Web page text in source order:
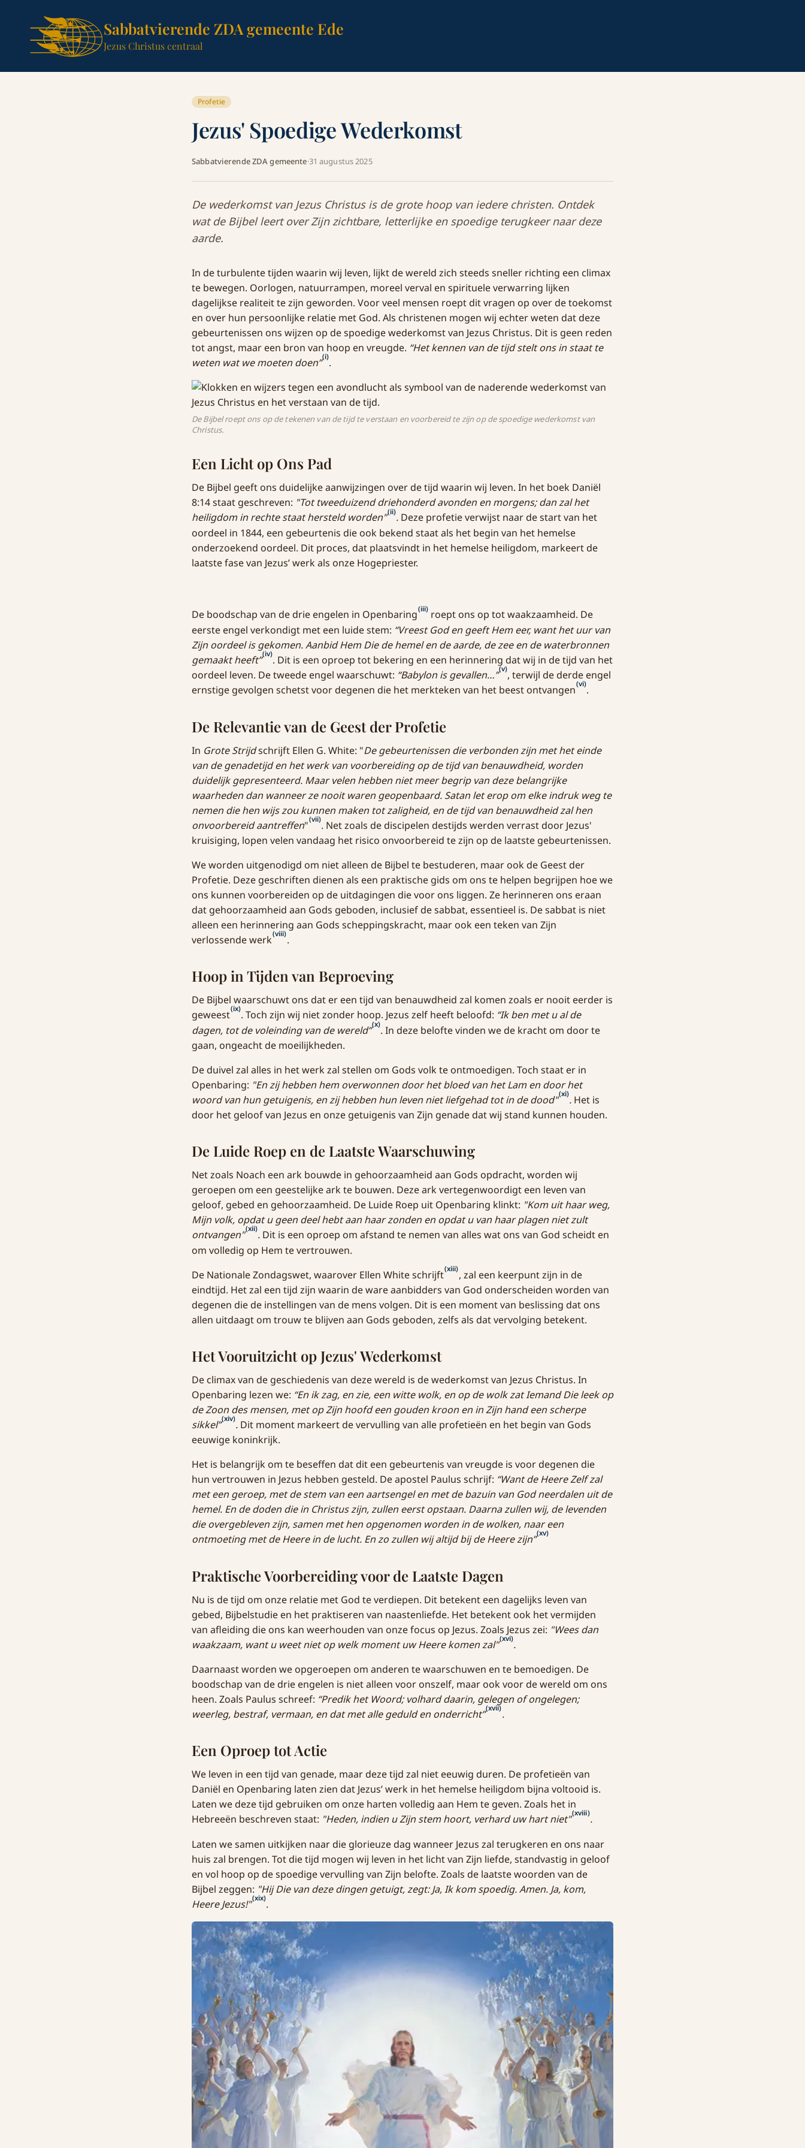
Sabbatvierende ZDA gemeente Ede
Jezus Christus centraal
Profetie
Jezus' Spoedige Wederkomst
Sabbatvierende ZDA gemeente·31 augustus 2025
De wederkomst van Jezus Christus is de grote hoop van iedere christen. Ontdek
wat de Bijbel leert over Zijn zichtbare, letterlijke en spoedige terugkeer naar deze
aarde.
In de turbulente tijden waarin wij leven, lijkt de wereld zich steeds sneller richting een climax
te bewegen. Oorlogen, natuurrampen, moreel verval en spirituele verwarring lijken
dagelijkse realiteit te zijn geworden. Voor veel mensen roept dit vragen op over de toekomst
en over hun persoonlijke relatie met God. Als christenen mogen wij echter weten dat deze
gebeurtenissen ons wijzen op de spoedige wederkomst van Jezus Christus. Dit is geen reden
tot angst, maar een bron van hoop en vreugde. “Het kennen van de tijd stelt ons in staat te
weten wat we moeten doen”(i).
De Bijbel roept ons op de tekenen van de tijd te verstaan en voorbereid te zijn op de spoedige wederkomst van
Christus.
Een Licht op Ons Pad
De Bijbel geeft ons duidelijke aanwijzingen over de tijd waarin wij leven. In het boek Daniël
8:14 staat geschreven: "Tot tweeduizend driehonderd avonden en morgens; dan zal het
heiligdom in rechte staat hersteld worden"(ii). Deze profetie verwijst naar de start van het
oordeel in 1844, een gebeurtenis die ook bekend staat als het begin van het hemelse
onderzoekend oordeel. Dit proces, dat plaatsvindt in het hemelse heiligdom, markeert de
laatste fase van Jezus’ werk als onze Hogepriester.
De boodschap van de drie engelen in Openbaring(iii) roept ons op tot waakzaamheid. De
eerste engel verkondigt met een luide stem: “Vreest God en geeft Hem eer, want het uur van
Zijn oordeel is gekomen. Aanbid Hem Die de hemel en de aarde, de zee en de waterbronnen
gemaakt heeft”(iv). Dit is een oproep tot bekering en een herinnering dat wij in de tijd van het
oordeel leven. De tweede engel waarschuwt: “Babylon is gevallen…”(v), terwijl de derde engel
ernstige gevolgen schetst voor degenen die het merkteken van het beest ontvangen(vi).
De Relevantie van de Geest der Profetie
In Grote Strijdschrijft Ellen G. White: "De gebeurtenissen die verbonden zijn met het einde
van de genadetijd en het werk van voorbereiding op de tijd van benauwdheid, worden
duidelijk gepresenteerd. Maar velen hebben niet meer begrip van deze belangrijke
waarheden dan wanneer ze nooit waren geopenbaard. Satan let erop om elke indruk weg te
nemen die hen wijs zou kunnen maken tot zaligheid, en de tijd van benauwdheid zal hen
onvoorbereid aantreffen"(vii). Net zoals de discipelen destijds werden verrast door Jezus'
kruisiging, lopen velen vandaag het risico onvoorbereid te zijn op de laatste gebeurtenissen.
We worden uitgenodigd om niet alleen de Bijbel te bestuderen, maar ook de Geest der
Profetie. Deze geschriften dienen als een praktische gids om ons te helpen begrijpen hoe we
ons kunnen voorbereiden op de uitdagingen die voor ons liggen. Ze herinneren ons eraan
dat gehoorzaamheid aan Gods geboden, inclusief de sabbat, essentieel is. De sabbat is niet
alleen een herinnering aan Gods scheppingskracht, maar ook een teken van Zijn
verlossende werk(viii).
Hoop in Tijden van Beproeving
De Bijbel waarschuwt ons dat er een tijd van benauwdheid zal komen zoals er nooit eerder is
geweest(ix). Toch zijn wij niet zonder hoop. Jezus zelf heeft beloofd: “Ik ben met u al de
dagen, tot de voleinding van de wereld”(x). In deze belofte vinden we de kracht om door te
gaan, ongeacht de moeilijkheden.
De duivel zal alles in het werk zal stellen om Gods volk te ontmoedigen. Toch staat er in
Openbaring: "En zij hebben hem overwonnen door het bloed van het Lam en door het
woord van hun getuigenis, en zij hebben hun leven niet liefgehad tot in de dood"(xi). Het is
door het geloof van Jezus en onze getuigenis van Zijn genade dat wij stand kunnen houden.
De Luide Roep en de Laatste Waarschuwing
Net zoals Noach een ark bouwde in gehoorzaamheid aan Gods opdracht, worden wij
geroepen om een geestelijke ark te bouwen. Deze ark vertegenwoordigt een leven van
geloof, gebed en gehoorzaamheid. De Luide Roep uit Openbaring klinkt: "Kom uit haar weg,
Mijn volk, opdat u geen deel hebt aan haar zonden en opdat u van haar plagen niet zult
ontvangen"(xii). Dit is een oproep om afstand te nemen van alles wat ons van God scheidt en
om volledig op Hem te vertrouwen.
De Nationale Zondagswet, waarover Ellen White schrijft(xiii), zal een keerpunt zijn in de
eindtijd. Het zal een tijd zijn waarin de ware aanbidders van God onderscheiden worden van
degenen die de instellingen van de mens volgen. Dit is een moment van beslissing dat ons
allen uitdaagt om trouw te blijven aan Gods geboden, zelfs als dat vervolging betekent.
Het Vooruitzicht op Jezus' Wederkomst
De climax van de geschiedenis van deze wereld is de wederkomst van Jezus Christus. In
Openbaring lezen we: “En ik zag, en zie, een witte wolk, en op de wolk zat Iemand Die leek op
de Zoon des mensen, met op Zijn hoofd een gouden kroon en in Zijn hand een scherpe
sikkel”(xiv). Dit moment markeert de vervulling van alle profetieën en het begin van Gods
eeuwige koninkrijk.
Het is belangrijk om te beseffen dat dit een gebeurtenis van vreugde is voor degenen die
hun vertrouwen in Jezus hebben gesteld. De apostel Paulus schrijf: “Want de Heere Zelf zal
met een geroep, met de stem van een aartsengel en met de bazuin van God neerdalen uit de
hemel. En de doden die in Christus zijn, zullen eerst opstaan. Daarna zullen wij, de levenden
die overgebleven zijn, samen met hen opgenomen worden in de wolken, naar een
ontmoeting met de Heere in de lucht. En zo zullen wij altijd bij de Heere zijn”(xv)
Praktische Voorbereiding voor de Laatste Dagen
Nu is de tijd om onze relatie met God te verdiepen. Dit betekent een dagelijks leven van
gebed, Bijbelstudie en het praktiseren van naastenliefde. Het betekent ook het vermijden
van afleiding die ons kan weerhouden van onze focus op Jezus. Zoals Jezus zei: "Wees dan
waakzaam, want u weet niet op welk moment uw Heere komen zal"(xvi).
Daarnaast worden we opgeroepen om anderen te waarschuwen en te bemoedigen. De
boodschap van de drie engelen is niet alleen voor onszelf, maar ook voor de wereld om ons
heen. Zoals Paulus schreef: “Predik het Woord; volhard daarin, gelegen of ongelegen;
weerleg, bestraf, vermaan, en dat met alle geduld en onderricht”(xvii).
Een Oproep tot Actie
We leven in een tijd van genade, maar deze tijd zal niet eeuwig duren. De profetieën van
Daniël en Openbaring laten zien dat Jezus’ werk in het hemelse heiligdom bijna voltooid is.
Laten we deze tijd gebruiken om onze harten volledig aan Hem te geven. Zoals het in
Hebreeën beschreven staat: "Heden, indien u Zijn stem hoort, verhard uw hart niet"(xviii).
Laten we samen uitkijken naar die glorieuze dag wanneer Jezus zal terugkeren en ons naar
huis zal brengen. Tot die tijd mogen wij leven in het licht van Zijn liefde, standvastig in geloof
en vol hoop op de spoedige vervulling van Zijn belofte. Zoals de laatste woorden van de
Bijbel zeggen: "Hij Die van deze dingen getuigt, zegt: Ja, Ik kom spoedig. Amen. Ja, kom,
Heere Jezus!"(xix).